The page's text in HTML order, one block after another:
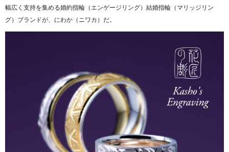
幅広く支持を集める婚約指輪（エンゲージリング）結婚指輪（マリッジリン
グ）ブランドが、にわか（ニワカ）だ。